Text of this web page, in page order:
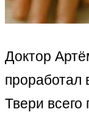
Доктор
проработал
Твери всего